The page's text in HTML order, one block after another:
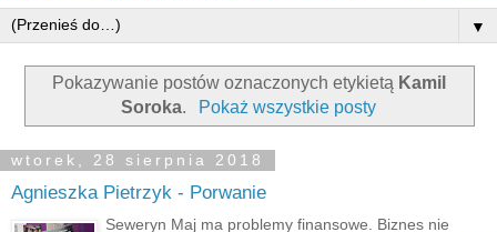
▼
Pokazywanie postów oznaczonych etykietą Kamil
Soroka. Pokaż wszystkie posty
wtorek, 28 sierpnia 2018
Agnieszka Pietrzyk - Porwanie
Seweryn Maj ma problemy finansowe. Biznes nie